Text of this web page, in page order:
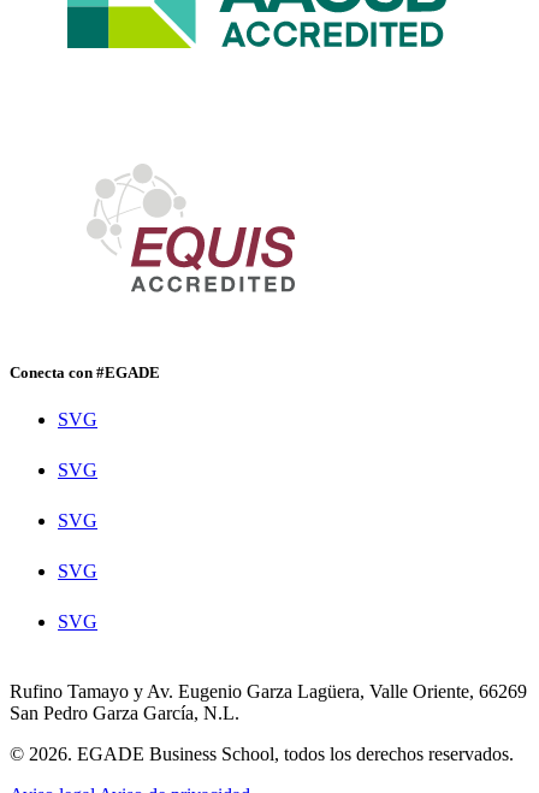
Conecta con #EGADE
SVG
SVG
SVG
SVG
SVG
Rufino Tamayo y Av. Eugenio Garza Lagüera, Valle Oriente, 66269
San Pedro Garza García, N.L.
© 2026. EGADE Business School, todos los derechos reservados.